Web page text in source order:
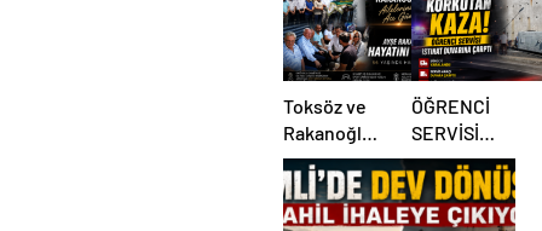
Toksöz ve
Rakanoğlu
Ailelerinin
Acı Günü
ÖĞRENCİ
SERVİSİ
İSTİNAT
DUVARINA
ÇARPTI